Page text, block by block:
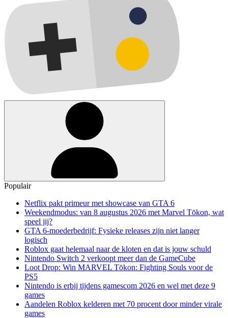
Populair
Netflix pakt primeur met showcase van GTA 6
Weekendmodus: van 8 augustus 2026 met Marvel Tōkon, wat
speel jij?
GTA 6-moederbedrijf: Fysieke releases zijn niet langer
logisch
Roblox gaat helemaal naar de kloten en dat is jouw schuld
Nintendo Switch 2 verkoopt meer dan de GameCube
Loot Drop: Win MARVEL Tōkon: Fighting Souls voor de
PS5
Nintendo is erbij tijdens gamescom 2026 en wel met deze 9
games
Aandelen Roblox kelderen met 70 procent door minder virale
games